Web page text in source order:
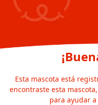
Esta mascota está
encontraste esta
para ayudar